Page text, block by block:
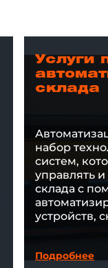
Услуги
склада
набор
систем,
управлять
склада с
устройств,
Подробнее